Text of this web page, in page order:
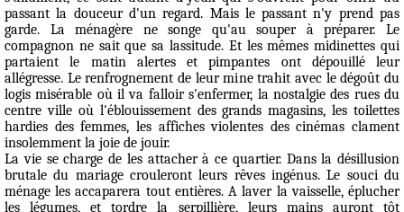
passant la douceur d'un regard. Mais le passant n'y prend pas
garde. La ménagère ne songe qu'au souper à préparer. Le
compagnon ne sait que sa lassitude. Et les mêmes midinettes qui
partaient le matin alertes et pimpantes ont dépouillé leur
allégresse. Le renfrognement de leur mine trahit avec le dégoût du
logis misérable où il va falloir s'enfermer, la nostalgie des rues du
centre ville où l'éblouissement des grands magasins, les toilettes
hardies des femmes, les affiches violentes des cinémas clament
insolemment la joie de jouir.
La vie se charge de les attacher à ce quartier. Dans la désillusion
brutale du mariage crouleront leurs rêves ingénus. Le souci du
ménage les accaparera tout entières. A laver la vaisselle, éplucher
les légumes, et tordre la serpillière, leurs mains auront tôt